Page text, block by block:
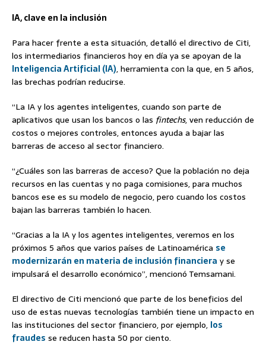
IA, clave en la inclusión
Para hacer frente a esta situación, detalló el directivo de Citi,
los intermediarios financieros hoy en día ya se apoyan de la
Inteligencia Artificial (IA), herramienta con la que, en 5 años,
las brechas podrían reducirse.
“La IA y los agentes inteligentes, cuando son parte de
aplicativos que usan los bancos o las fintechs, ven reducción de
costos o mejores controles, entonces ayuda a bajar las
barreras de acceso al sector financiero.
“¿Cuáles son las barreras de acceso? Que la población no deja
recursos en las cuentas y no paga comisiones, para muchos
bancos ese es su modelo de negocio, pero cuando los costos
bajan las barreras también lo hacen.
“Gracias a la IA y los agentes inteligentes, veremos en los
próximos 5 años que varios países de Latinoamérica se
modernizarán en materia de inclusión financiera y se
impulsará el desarrollo económico”, mencionó Temsamani.
El directivo de Citi mencionó que parte de los beneficios del
uso de estas nuevas tecnologías también tiene un impacto en
las instituciones del sector financiero, por ejemplo, los
fraudes se reducen hasta 50 por ciento.